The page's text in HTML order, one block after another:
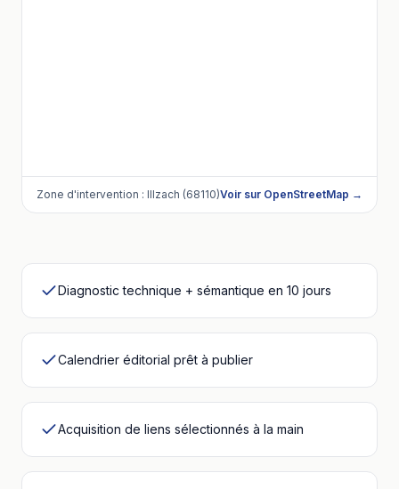
Zone d'intervention : Illzach (68110)Voir sur OpenStreetMap →
Diagnostic technique + sémantique en 10 jours
Calendrier éditorial prêt à publier
Acquisition de liens sélectionnés à la main